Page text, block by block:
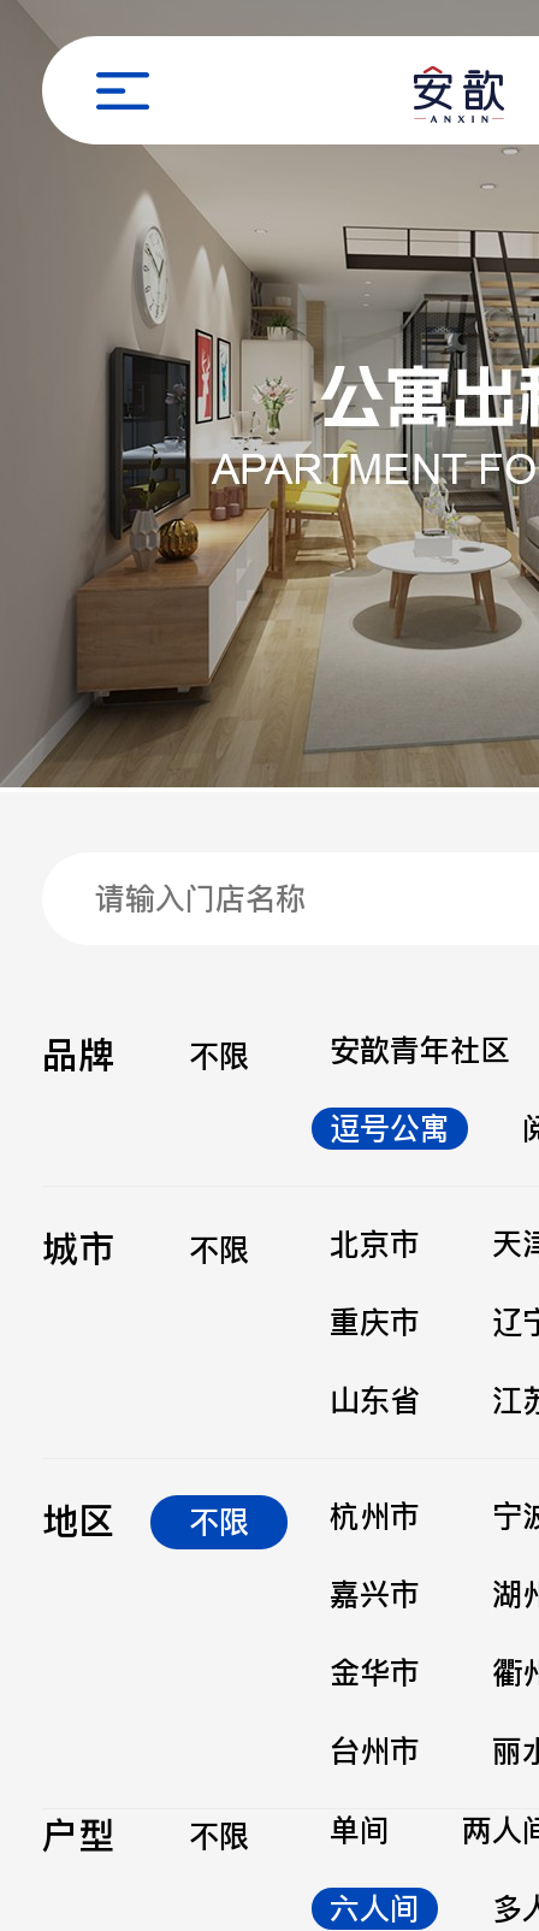
品牌 不限
安歆青年社区
逗号公寓
城市 不限 北京市
天
重庆市
辽
山东省
江
地区 不限 杭州市
宁
嘉兴市
湖
金华市
衢
台州市
丽
户型 不限 单间
两人
六人间
多
职位申请
姓名
手机
公司
邮箱
留言
立即提交